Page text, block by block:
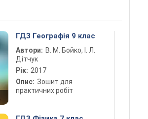
ГДЗ Географія 9 клас
Автори: В. М. Бойко, І. Л.
Дітчук
Рік: 2017
Опис: Зошит для
практичних робіт